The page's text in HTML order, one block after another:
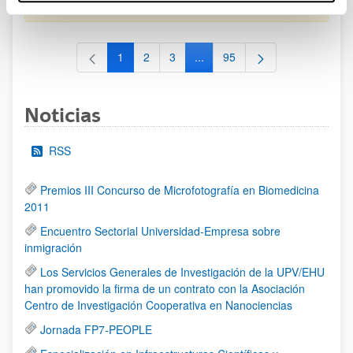
al 30/07/2026 (ambos incluídos)
Página
1 Página
2 Página
3 ...Páginas intermedias Use TAB
Página
95
Noticias
RSS
Premios III Concurso de Microfotografía en Biomedicina
2011
Encuentro Sectorial Universidad-Empresa sobre
inmigración
Los Servicios Generales de Investigación de la UPV/EHU
han promovido la firma de un contrato con la Asociación
Centro de Investigación Cooperativa en Nanociencias
Jornada FP7-PEOPLE